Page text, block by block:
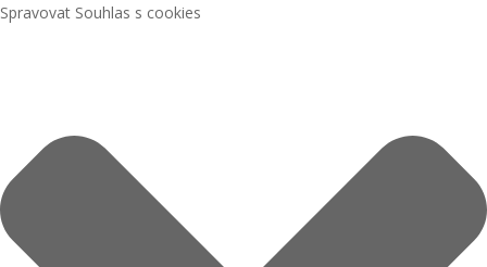
Spravovat Souhlas s cookies